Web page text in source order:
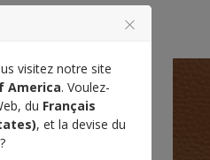
visitez notre site
America. Voulez-
du Français
, et la devise du
?